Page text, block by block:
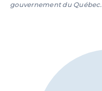
gouvernement du Québec.